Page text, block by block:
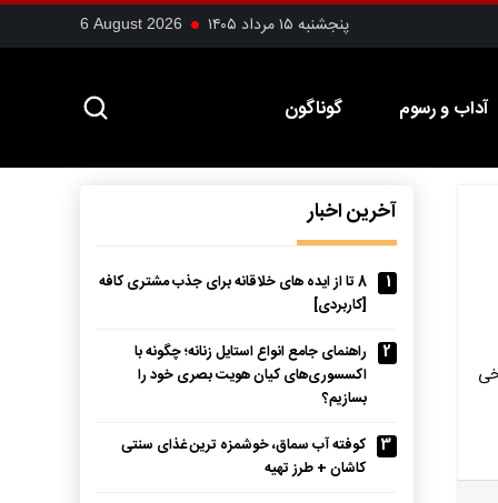
پنجشنبه ۱۵ مرداد ۱۴۰۵ 6 August 2026
آداب و رسوم گوناگون
آخرین اخبار
1
8 تا از ایده های خلاقانه برای جذب مشتری کافه
[کاربردی]
2
راهنمای جامع انواع استایل زنانه؛ چگونه با
اکسسوری‌های کیان هویت بصری خود را
بسازیم؟
3
کوفته آب سماق، خوشمزه ترین غذای سنتی
کاشان + طرز تهیه